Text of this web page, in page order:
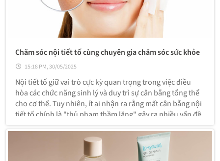
Chăm sóc nội tiết tố cùng chuyên gia chăm sóc sức khỏe
15:18 PM, 30/05/2025
Nội tiết tố giữ vai trò cực kỳ quan trọng trong việc điều
hòa các chức năng sinh lý và duy trì sự cân bằng tổng thể
cho cơ thể. Tuy nhiên, ít ai nhận ra rằng mất cân bằng nội
tiết tố chính là "thủ phạm thầm lặng" gây ra nhiều vấn đề